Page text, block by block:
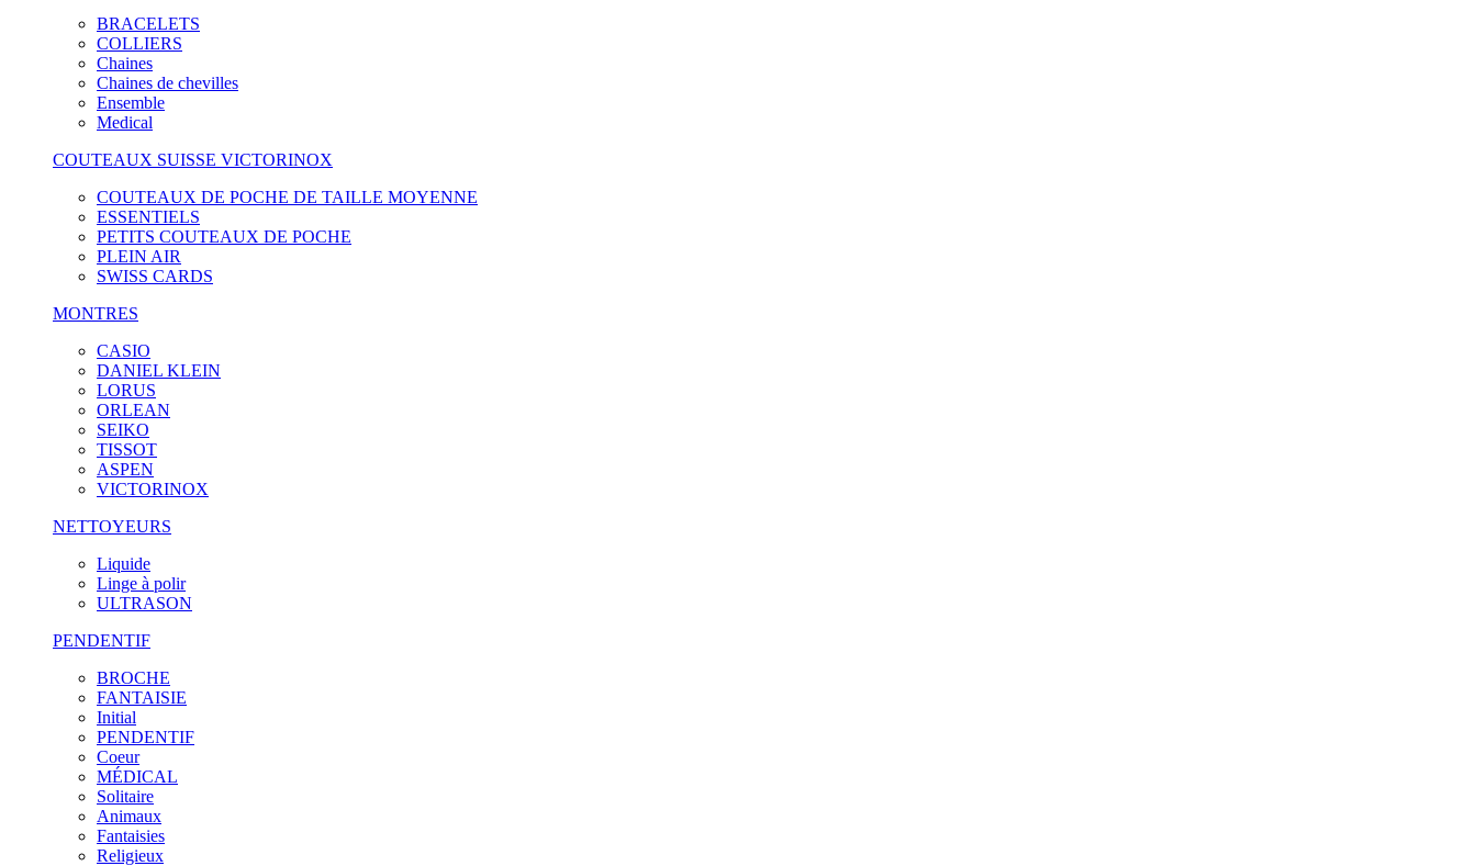
BRACELETS
COLLIERS
Chaines
Chaines de chevilles
Ensemble
Medical
COUTEAUX SUISSE VICTORINOX
COUTEAUX DE POCHE DE TAILLE MOYENNE
ESSENTIELS
PETITS COUTEAUX DE POCHE
PLEIN AIR
SWISS CARDS
MONTRES
CASIO
DANIEL KLEIN
LORUS
ORLEAN
SEIKO
TISSOT
ASPEN
VICTORINOX
NETTOYEURS
Liquide
Linge à polir
ULTRASON
PENDENTIF
BROCHE
FANTAISIE
Initial
PENDENTIF
Coeur
MÉDICAL
Solitaire
Animaux
Fantaisies
Religieux